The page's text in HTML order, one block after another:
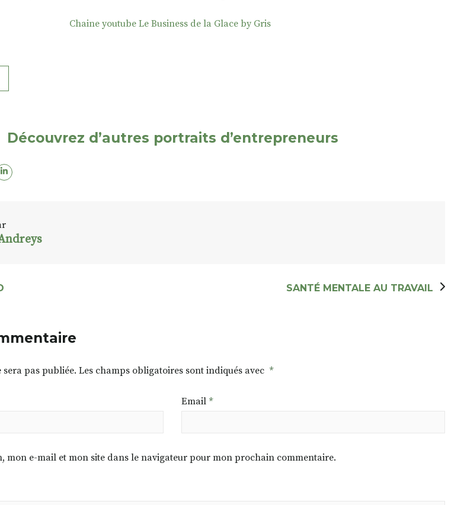
Chaine youtube Le Business de la Glace by Gris
Découvrez d’autres portraits d’entrepreneurs
SANTÉ MENTALE AU TRAVAIL
pas publiée. Les champs obligatoires sont indiqués avec *
Email *
mon e-mail et mon site dans le navigateur pour mon prochain commentaire.